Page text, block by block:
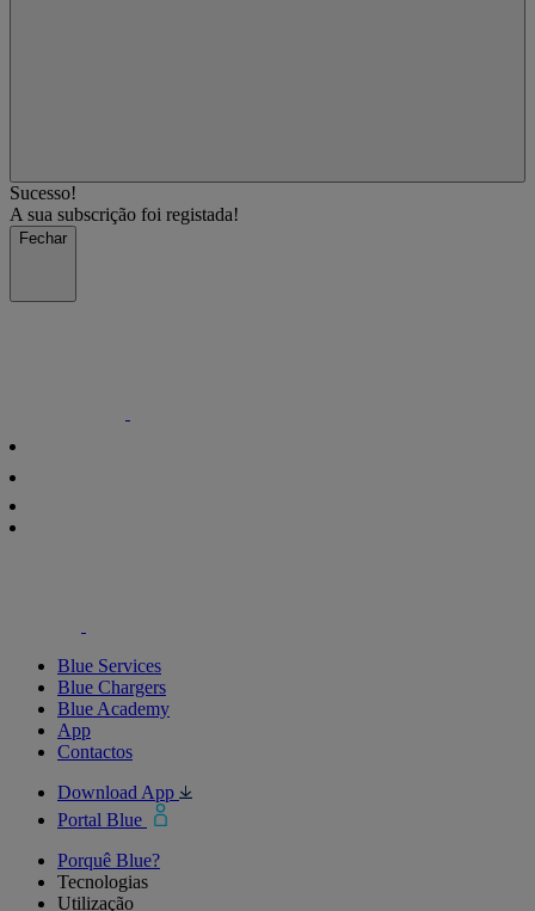
Sucesso!
A sua subscrição foi registada!
Fechar
Blue Services
Blue Chargers
Blue Academy
App
Contactos
Download App
Portal Blue
Porquê Blue?
Tecnologias
Utilização